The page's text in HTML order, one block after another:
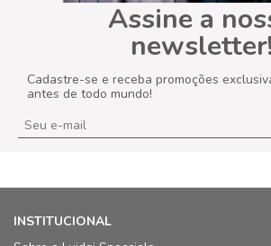
Assine a
newsletter!
Cadastre-se e receba promoções
antes de todo mundo!
INSTITUCIONAL